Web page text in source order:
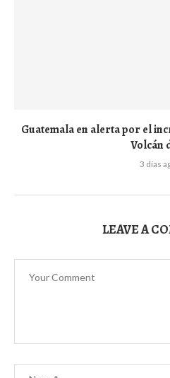
Guatemala en alerta por el
Volcán
3 días
LEAVE A